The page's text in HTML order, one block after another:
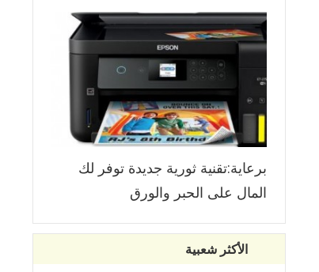
برعاية:تقنية ثورية جديدة توفر لك
المال على الحبر والورق
الأكثر شعبية